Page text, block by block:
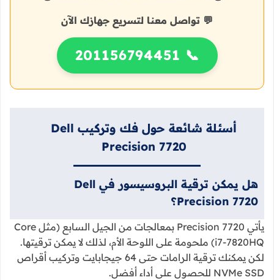
💬 تواصل معنا لتسريع جهازك الآن
📞 201156794451
أسئلة شائعة حول فك وتركيب Dell
Precision 7720
هل يمكن ترقية البروسيسور في Dell
Precision 7720؟
يأتي Precision 7720 بمعالجات من الجيل السابع (مثل Core
i7-7820HQ) ملحومة على اللوحة الأم، لذلك لا يمكن ترقيتها.
لكن يمكنك ترقية الرامات حتى 64 جيجابايت وتركيب أقراص
NVMe SSD للحصول على أداء أفضل.